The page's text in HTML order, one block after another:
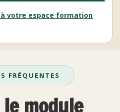
votre espace formation
FRÉQUENTES
module